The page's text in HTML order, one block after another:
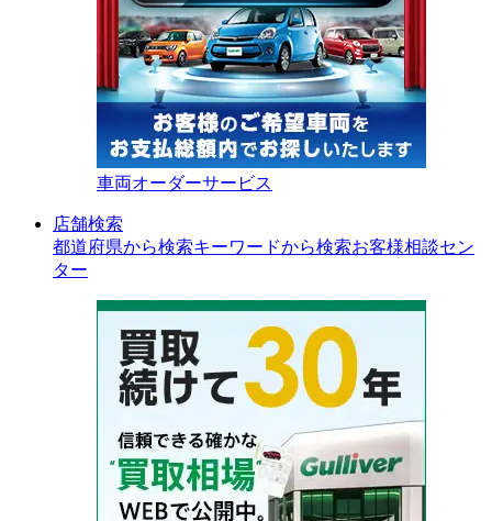
車両オーダーサービス
店舗検索
都道府県から検索キーワードから検索お客様相談セン
ター